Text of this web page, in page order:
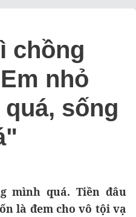
chồng
nhỏ
sống
mình quá. Tiền đâu
là đem cho vô tội vạ